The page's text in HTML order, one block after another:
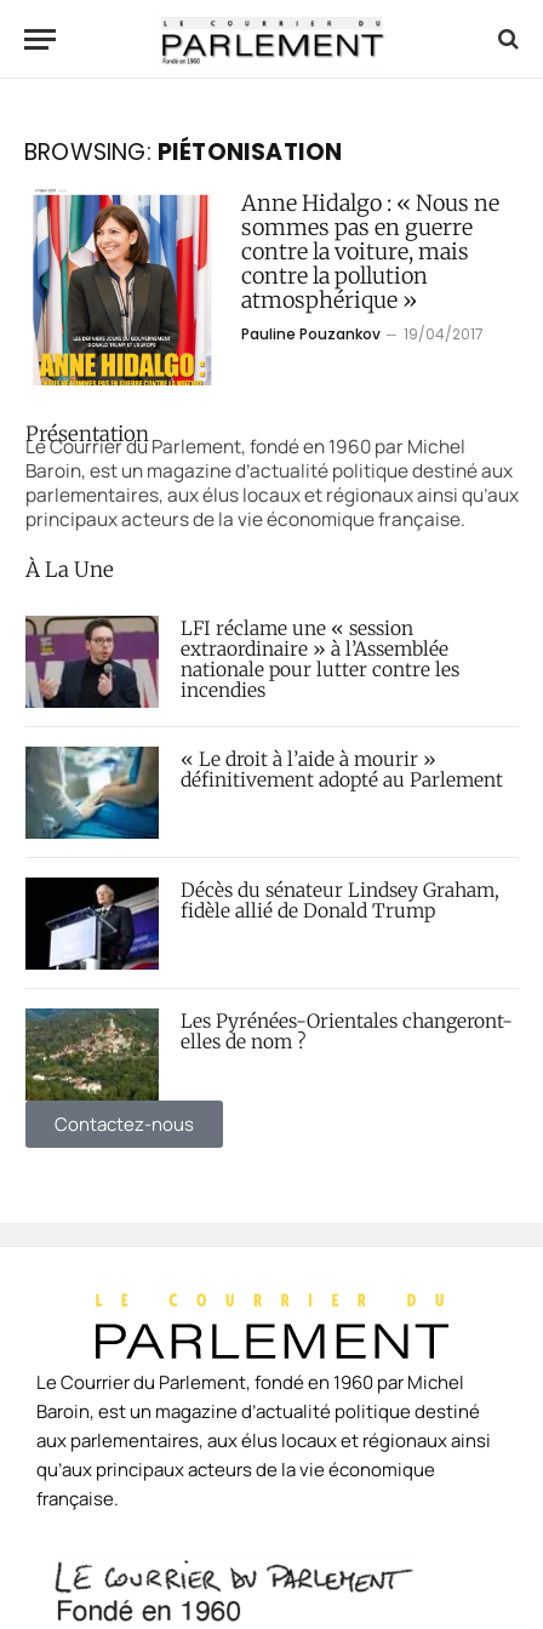
BROWSING: PIÉTONISATION
Anne Hidalgo : « Nous ne
sommes pas en guerre
contre la voiture, mais
contre la pollution
atmosphérique »
Pauline Pouzankov 19/04/2017
Présentation
Le Courrier du Parlement, fondé en 1960 par Michel
Baroin, est un magazine d’actualité politique destiné aux
parlementaires, aux élus locaux et régionaux ainsi qu’aux
principaux acteurs de la vie économique française.
À La Une
LFI réclame une « session
extraordinaire » à l’Assemblée
nationale pour lutter contre les
incendies
« Le droit à l’aide à mourir »
définitivement adopté au Parlement
Décès du sénateur Lindsey Graham,
fidèle allié de Donald Trump
Les Pyrénées-Orientales changeront-
elles de nom ?
Contactez-nous
Le Courrier du Parlement, fondé en 1960 par Michel
Baroin, est un magazine d’actualité politique destiné
aux parlementaires, aux élus locaux et régionaux ainsi
qu’aux principaux acteurs de la vie économique
française.